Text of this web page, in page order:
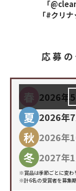
「
「#クリ
応募
春 2026年
夏 2026年
秋 2026年
冬 2027年
※賞品は季節ごとに変わ
※計6名の受賞者を募集